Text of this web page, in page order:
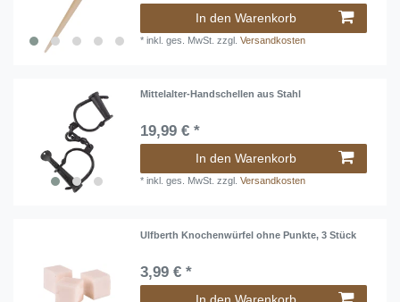
In den Warenkorb
*inkl. ges. MwSt. zzgl.Versandkosten
Mittelalter-Handschellen aus Stahl
19,99 € *
In den Warenkorb
*inkl. ges. MwSt. zzgl.Versandkosten
Ulfberth Knochenwürfel ohne Punkte, 3 Stück
3,99 € *
In den Warenkorb